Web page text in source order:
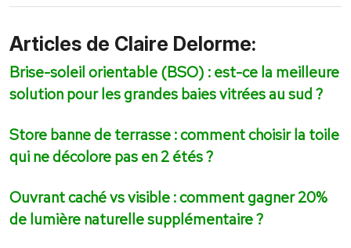
Articles de Claire Delorme:
Brise-soleil orientable (BSO) : est-ce la meilleure
solution pour les grandes baies vitrées au sud ?
Store banne de terrasse : comment choisir la toile
qui ne décolore pas en 2 étés ?
Ouvrant caché vs visible : comment gagner 20%
de lumière naturelle supplémentaire ?